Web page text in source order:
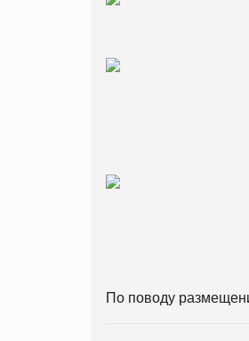
По поводу